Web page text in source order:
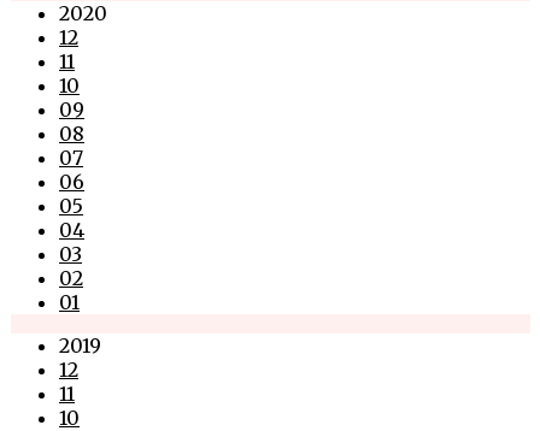
2020
12
11
10
09
08
07
06
05
04
03
02
01
2019
12
11
10